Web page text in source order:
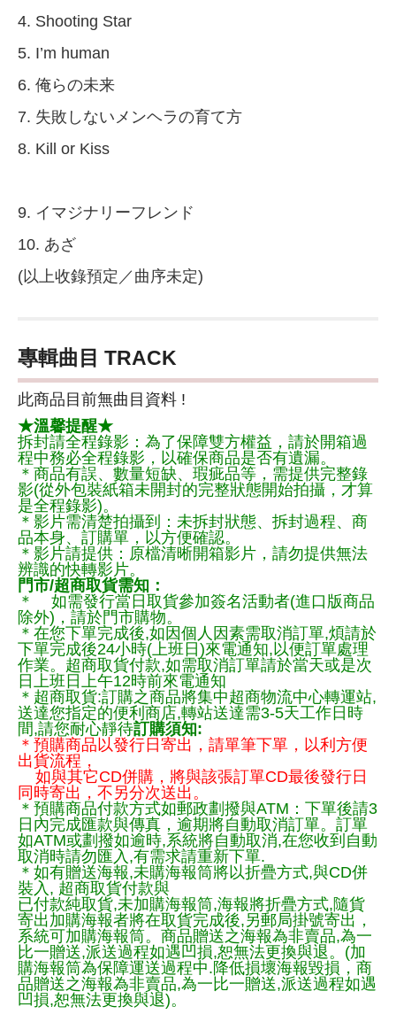
4. Shooting Star
5. I’m human
6. 俺らの未来
7. 失敗しないメンヘラの育て方
8. Kill or Kiss
9. イマジナリーフレンド
10. あざ
(以上收錄預定／曲序未定)
專輯曲目 TRACK
此商品目前無曲目資料 !
★溫馨提醒★
拆封請全程錄影：為了保障雙方權益，請於開箱過
程中務必全程錄影，以確保商品是否有遺漏。
＊商品有誤、數量短缺、瑕疵品等，需提供完整錄
影(從外包裝紙箱未開封的完整狀態開始拍攝，才算
是全程錄影)。
＊影片需清楚拍攝到：未拆封狀態、拆封過程、商
品本身、訂購單，以方便確認。
＊影片請提供：原檔清晰開箱影片，請勿提供無法
辨識的快轉影片。
門市/超商取貨需知：
＊ 如需發行當日取貨參加簽名活動者(進口版商品
除外)，請於門市購物。
＊在您下單完成後,如因個人因素需取消訂單,煩請於
下單完成後24小時(上班日)來電通知,以便訂單處理
作業。超商取貨付款,如需取消訂單請於當天或是次
日上班日上午12時前來電通知
＊超商取貨:訂購之商品將集中超商物流中心轉運站,
送達您指定的便利商店,轉站送達需3-5天工作日時
間,請您耐心靜待訂購須知:
＊預購商品以發行日寄出，請單筆下單，以利方便
出貨流程，
如與其它CD併購，將與該張訂單CD最後發行日
同時寄出，不另分次送出。
＊預購商品付款方式如郵政劃撥與ATM：下單後請3
日內完成匯款與傳真，逾期將自動取消訂單。訂單
如ATM或劃撥如逾時,系統將自動取消,在您收到自動
取消時請勿匯入,有需求請重新下單.
＊如有贈送海報,未購海報筒將以折疊方式,與CD併
裝入, 超商取貨付款與
已付款純取貨,未加購海報筒,海報將折疊方式,隨貨
寄出加購海報者將在取貨完成後,另郵局掛號寄出，
系統可加購海報筒。商品贈送之海報為非賣品,為一
比一贈送,派送過程如遇凹損,恕無法更換與退。(加
購海報筒為保障運送過程中.降低損壞海報毀損，商
品贈送之海報為非賣品,為一比一贈送,派送過程如遇
凹損,恕無法更換與退)。